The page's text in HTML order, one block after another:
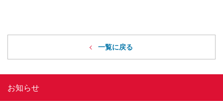
一覧に戻る
お知らせ